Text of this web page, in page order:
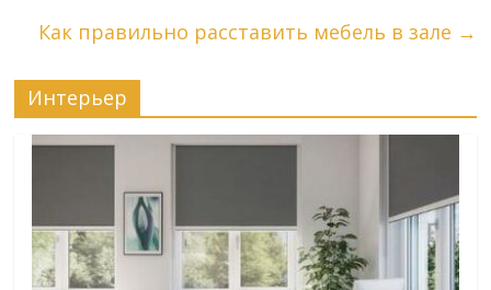
Как правильно расставить мебель в зале →
Интерьер